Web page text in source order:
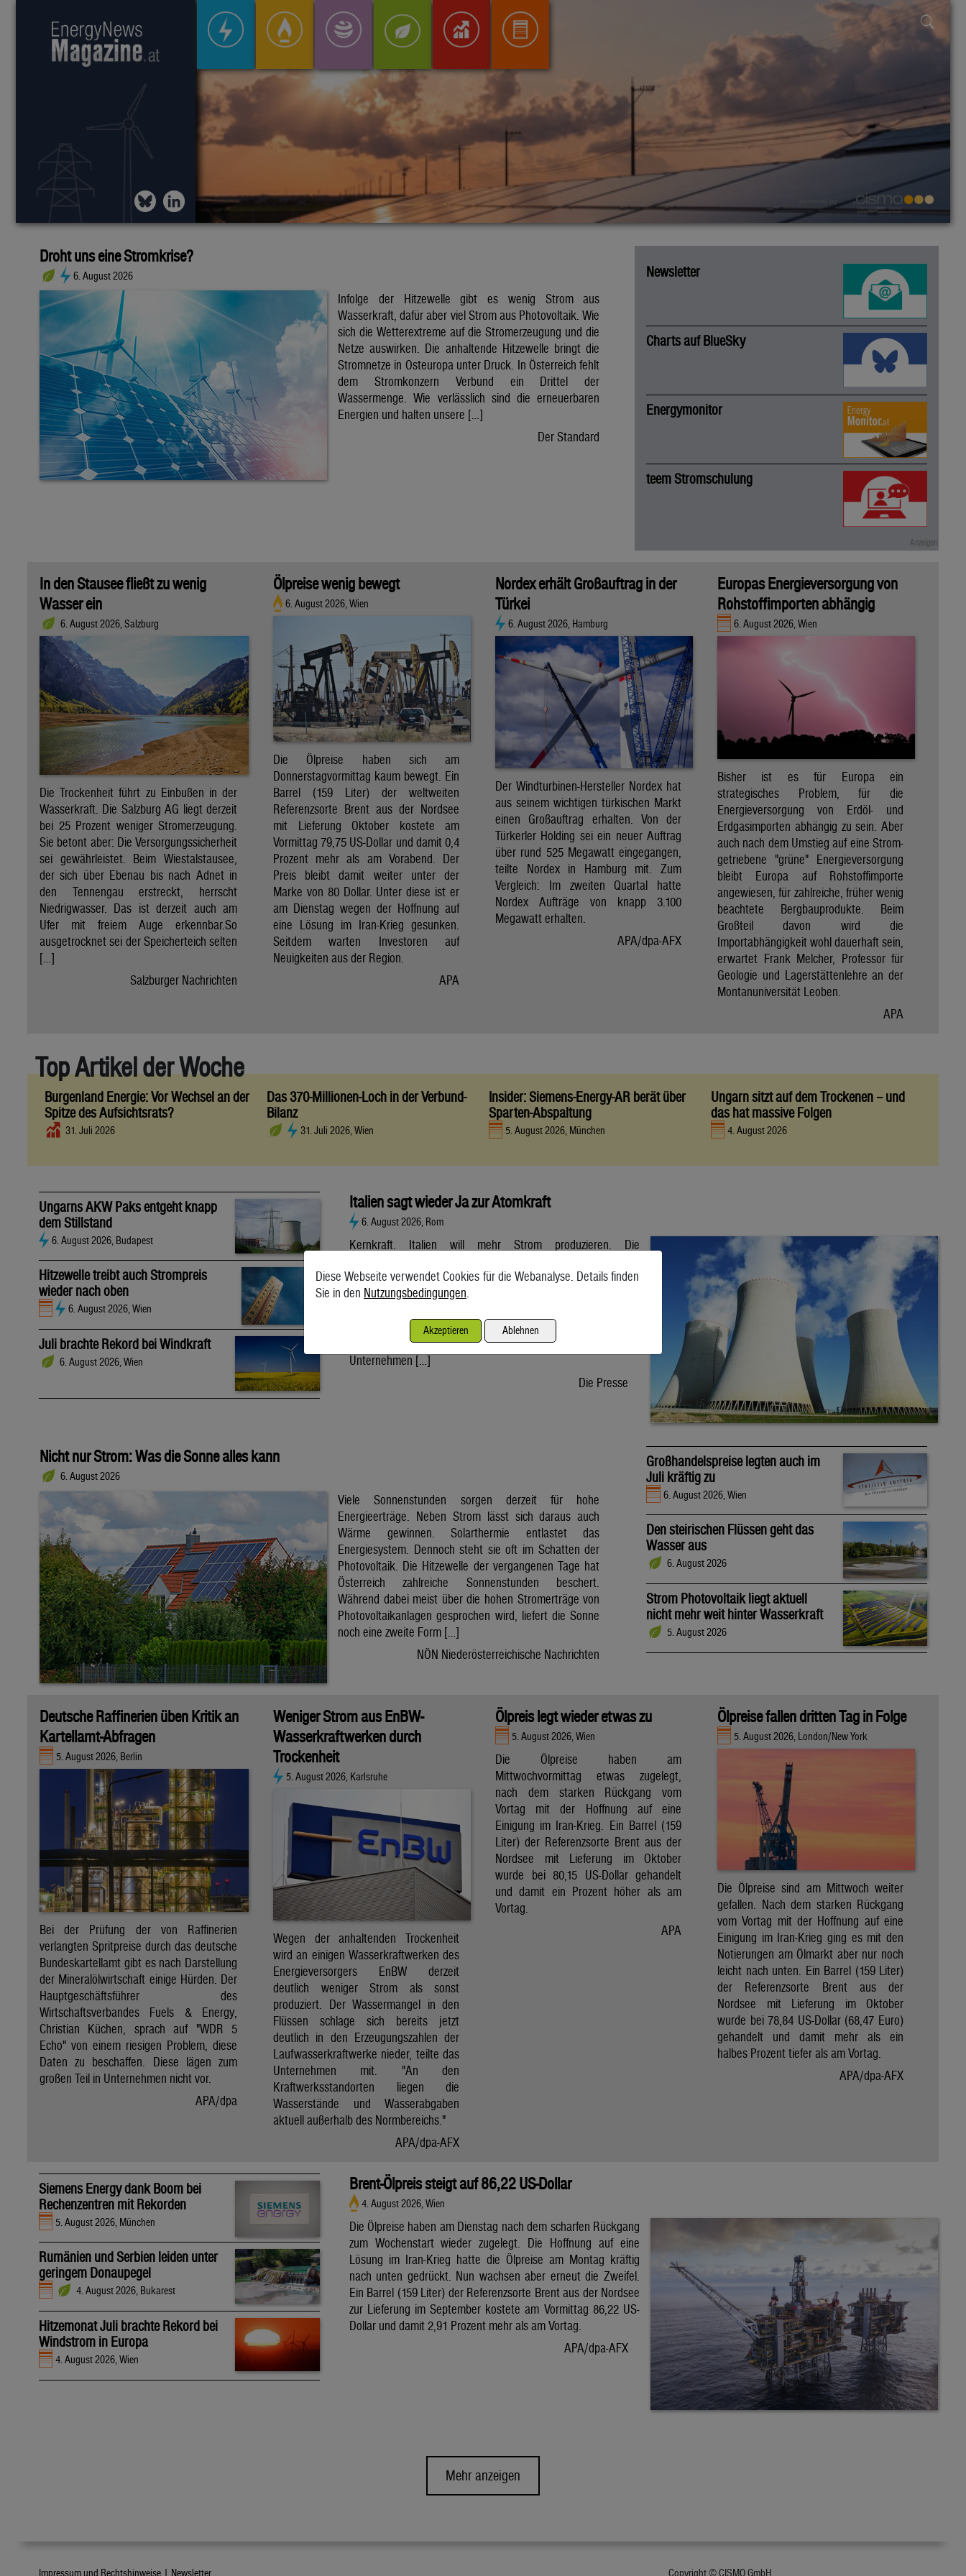
Droht uns eine Stromkrise?
6. August 2026
Infolge der Hitzewelle gibt es wenig Strom aus
Wasserkraft, dafür aber viel Strom aus Photovoltaik. Wie
sich die Wetterextreme auf die Stromerzeugung und die
Netze auswirken. Die anhaltende Hitzewelle bringt die
Stromnetze in Osteuropa unter Druck. In Österreich fehlt
dem Stromkonzern Verbund ein Drittel der
Wassermenge. Wie verlässlich sind die erneuerbaren
Energien und halten unsere […]
Der Standard
Newsletter
Charts auf BlueSky
Energymonitor
teem Stromschulung
In den Stausee fließt zu wenig
Wasser ein
6. August 2026, Salzburg
Die Trockenheit führt zu Einbußen in der
Wasserkraft. Die Salzburg AG liegt derzeit
bei 25 Prozent weniger Stromerzeugung.
Sie betont aber: Die Versorgungssicherheit
sei gewährleistet. Beim Wiestalstausee,
der sich über Ebenau bis nach Adnet in
den Tennengau erstreckt, herrscht
Niedrigwasser. Das ist derzeit auch am
Ufer mit freiem Auge erkennbar.So
ausgetrocknet sei der Speicherteich selten
[…]
Salzburger Nachrichten
Ölpreise wenig bewegt
6. August 2026, Wien
Die Ölpreise haben sich am
Donnerstagvormittag kaum bewegt. Ein
Barrel (159 Liter) der weltweiten
Referenzsorte Brent aus der Nordsee
mit Lieferung Oktober kostete am
Vormittag 79,75 US-Dollar und damit 0,4
Prozent mehr als am Vorabend. Der
Preis bleibt damit weiter unter der
Marke von 80 Dollar. Unter diese ist er
am Dienstag wegen der Hoffnung auf
eine Lösung im Iran-Krieg gesunken.
Seitdem warten Investoren auf
Neuigkeiten aus der Region.
APA
Nordex erhält Großauftrag in der
Türkei
6. August 2026, Hamburg
Der Windturbinen-Hersteller Nordex hat
aus seinem wichtigen türkischen Markt
einen Großauftrag erhalten. Von der
Türkerler Holding sei ein neuer Auftrag
über rund 525 Megawatt eingegangen,
teilte Nordex in Hamburg mit. Zum
Vergleich: Im zweiten Quartal hatte
Nordex Aufträge von knapp 3.100
Megawatt erhalten.
APA/dpa-AFX
Europas Energieversorgung von
Rohstoffimporten abhängig
6. August 2026, Wien
Bisher ist es für Europa ein
strategisches Problem, für die
Energieversorgung von Erdöl- und
Erdgasimporten abhängig zu sein. Aber
auch nach dem Umstieg auf eine Strom-
getriebene "grüne" Energieversorgung
bleibt Europa auf Rohstoffimporte
angewiesen, für zahlreiche, früher wenig
beachtete Bergbauprodukte. Beim
Großteil davon wird die
Importabhängigkeit wohl dauerhaft sein,
erwartet Frank Melcher, Professor für
Geologie und Lagerstättenlehre an der
Montanuniversität Leoben.
APA
Top Artikel der Woche
Burgenland Energie: Vor Wechsel an der
Spitze des Aufsichtsrats?
31. Juli 2026
Das 370-Millionen-Loch in der Verbund-
Bilanz
31. Juli 2026, Wien
Insider: Siemens-Energy-AR berät über
Sparten-Abspaltung
5. August 2026, München
Ungarn sitzt auf dem Trockenen – und
das hat massive Folgen
4. August 2026
Ungarns AKW Paks entgeht knapp
dem Stillstand
6. August 2026, Budapest
Hitzewelle treibt auch Strompreis
wieder nach oben
6. August 2026, Wien
Juli brachte Rekord bei Windkraft
6. August 2026, Wien
Italien sagt wieder Ja zur Atomkraft
6. August 2026, Rom
Kernkraft. Italien will mehr Strom produzieren. Die
Unsicherheiten. Italien will zurück zur Atomkraft. Der Senat
wird voraussichtlich nach der Sommerpause einem Gesetz
Dekret verabschieden. Der Weg bis zur Inbetriebnahme eines
ersten Reaktors wäre dann noch lang. Doch viele
Unternehmen […]
Die Presse
Nicht nur Strom: Was die Sonne alles kann
6. August 2026
Viele Sonnenstunden sorgen derzeit für hohe
Energieerträge. Neben Strom lässt sich daraus auch
Wärme gewinnen. Solarthermie entlastet das
Energiesystem. Dennoch steht sie oft im Schatten der
Photovoltaik. Die Hitzewelle der vergangenen Tage hat
Österreich zahlreiche Sonnenstunden beschert.
Während dabei meist über die hohen Stromerträge von
Photovoltaikanlagen gesprochen wird, liefert die Sonne
noch eine zweite Form […]
NÖN Niederösterreichische Nachrichten
Großhandelspreise legten auch im
Juli kräftig zu
6. August 2026, Wien
Den steirischen Flüssen geht das
Wasser aus
6. August 2026
Strom Photovoltaik liegt aktuell
nicht mehr weit hinter Wasserkraft
5. August 2026
Deutsche Raffinerien üben Kritik an
Kartellamt-Abfragen
5. August 2026, Berlin
Bei der Prüfung der von Raffinerien
verlangten Spritpreise durch das deutsche
Bundeskartellamt gibt es nach Darstellung
der Mineralölwirtschaft einige Hürden. Der
Hauptgeschäftsführer des
Wirtschaftsverbandes Fuels & Energy,
Christian Küchen, sprach auf "WDR 5
Echo" von einem riesigen Problem, diese
Daten zu beschaffen. Diese lägen zum
großen Teil in Unternehmen nicht vor.
APA/dpa
Weniger Strom aus EnBW-
Wasserkraftwerken durch
Trockenheit
5. August 2026, Karlsruhe
Wegen der anhaltenden Trockenheit
wird an einigen Wasserkraftwerken des
Energieversorgers EnBW derzeit
deutlich weniger Strom als sonst
produziert. Der Wassermangel in den
Flüssen schlage sich bereits jetzt
deutlich in den Erzeugungszahlen der
Laufwasserkraftwerke nieder, teilte das
Unternehmen mit. "An den
Kraftwerksstandorten liegen die
Wasserstände und Wasserabgaben
aktuell außerhalb des Normbereichs."
APA/dpa-AFX
Ölpreis legt wieder etwas zu
5. August 2026, Wien
Die Ölpreise haben am
Mittwochvormittag etwas zugelegt,
nach dem starken Rückgang vom
Vortag mit der Hoffnung auf eine
Einigung im Iran-Krieg. Ein Barrel (159
Liter) der Referenzsorte Brent aus der
Nordsee mit Lieferung im Oktober
wurde bei 80,15 US-Dollar gehandelt
und damit ein Prozent höher als am
Vortag.
APA
Ölpreise fallen dritten Tag in Folge
5. August 2026, London/New York
Die Ölpreise sind am Mittwoch weiter
gefallen. Nach dem starken Rückgang
vom Vortag mit der Hoffnung auf eine
Einigung im Iran-Krieg ging es mit den
Notierungen am Ölmarkt aber nur noch
leicht nach unten. Ein Barrel (159 Liter)
der Referenzsorte Brent aus der
Nordsee mit Lieferung im Oktober
wurde bei 78,84 US-Dollar (68,47 Euro)
gehandelt und damit mehr als ein
halbes Prozent tiefer als am Vortag.
APA/dpa-AFX
Siemens Energy dank Boom bei
Rechenzentren mit Rekorden
5. August 2026, München
Rumänien und Serbien leiden unter
geringem Donaupegel
4. August 2026, Bukarest
Hitzemonat Juli brachte Rekord bei
Windstrom in Europa
4. August 2026, Wien
Brent-Ölpreis steigt auf 86,22 US-Dollar
4. August 2026, Wien
Die Ölpreise haben am Dienstag nach dem scharfen Rückgang
zum Wochenstart wieder zugelegt. Die Hoffnung auf eine
Lösung im Iran-Krieg hatte die Ölpreise am Montag kräftig
nach unten gedrückt. Nun wachsen aber erneut die Zweifel.
Ein Barrel (159 Liter) der Referenzsorte Brent aus der Nordsee
zur Lieferung im September kostete am Vormittag 86,22 US-
Dollar und damit 2,91 Prozent mehr als am Vortag.
APA/dpa-AFX
Mehr anzeigen
Impressum und Rechtshinweise | Newsletter Copyright © CISMO GmbH
Diese Webseite verwendet Cookies für die Webanalyse. Details finden
Sie in den Nutzungsbedingungen.
Akzeptieren Ablehnen